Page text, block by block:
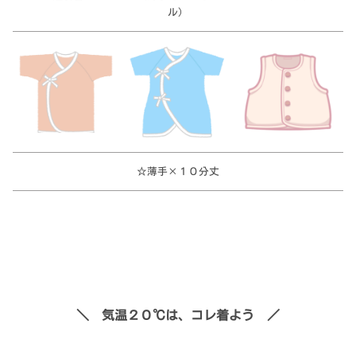
ル）
☆薄手×１０分丈
＼ 気温２０℃は、コレ着よう ／